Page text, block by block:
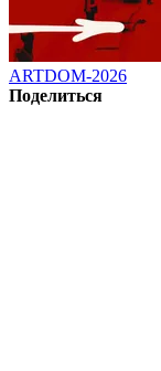
ARTDOM-2026
Поделиться